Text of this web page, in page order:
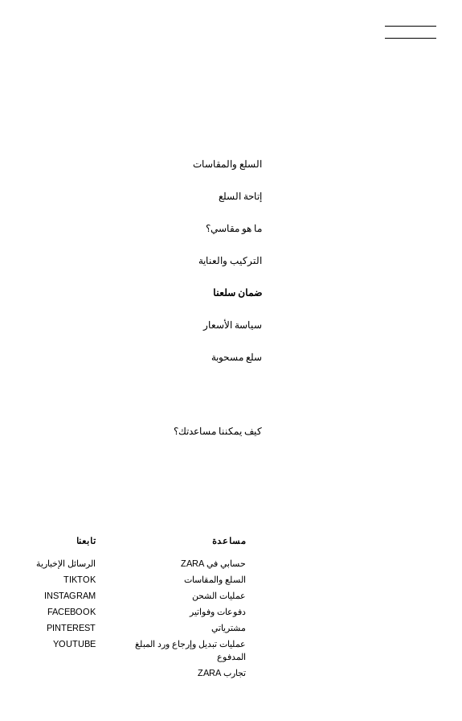
السلع والمقاسات
إتاحة السلع
ما هو مقاسي؟
التركيب والعناية
ضمان سلعنا
سياسة الأسعار
سلع مسحوبة
مساعدة
حسابي في ZARA
السلع والمقاسات
عمليات الشحن
دفوعات وفواتير
مشترياتي
عمليات تبديل وإرجاع ورد المبلغ
المدفوع
تجارب ZARA
تابعنا
الرسائل الإخبارية
TIKTOK
INSTAGRAM
FACEBOOK
PINTEREST
YOUTUBE